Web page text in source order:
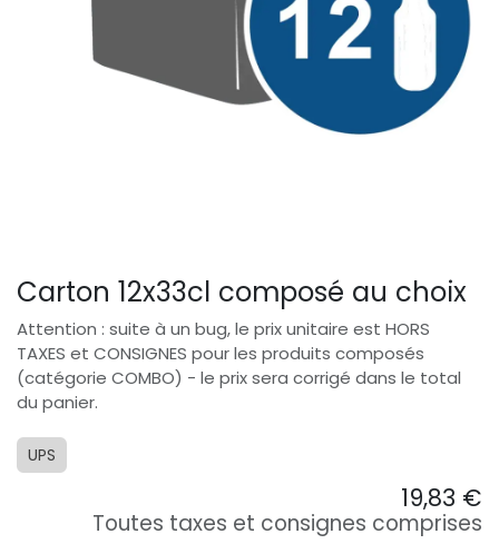
Carton 12x33cl composé au choix
Attention : suite à un bug, le prix unitaire est HORS
TAXES et CONSIGNES pour les produits composés
(catégorie COMBO) - le prix sera corrigé dans le total
du panier.
UPS
19,83 €
Toutes taxes et consignes comprises